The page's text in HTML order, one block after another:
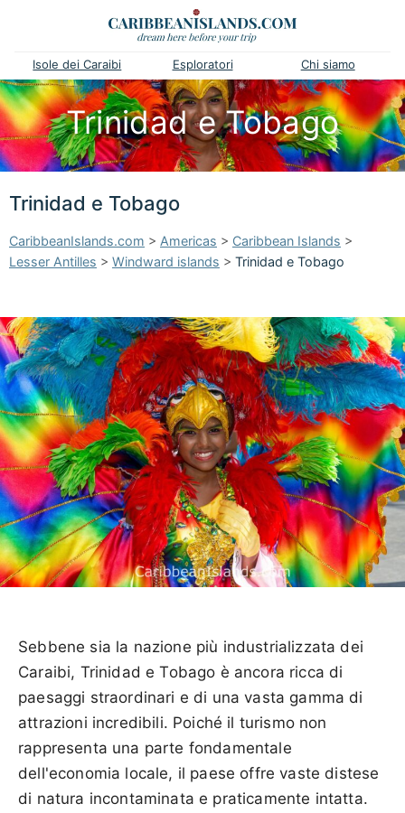
Isole dei Caraibi Esploratori Chi siamo
Trinidad e Tobago
Trinidad e Tobago
CaribbeanIslands.com > Americas > Caribbean Islands >
Lesser Antilles > Windward islands > Trinidad e Tobago
Sebbene sia la nazione più industrializzata dei
Caraibi, Trinidad e Tobago è ancora ricca di
paesaggi straordinari e di una vasta gamma di
attrazioni incredibili. Poiché il turismo non
rappresenta una parte fondamentale
dell'economia locale, il paese offre vaste distese
di natura incontaminata e praticamente intatta.